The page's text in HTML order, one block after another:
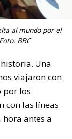
al mundo por el
BBC
Una
viajaron con
por los
con las líneas
antes a